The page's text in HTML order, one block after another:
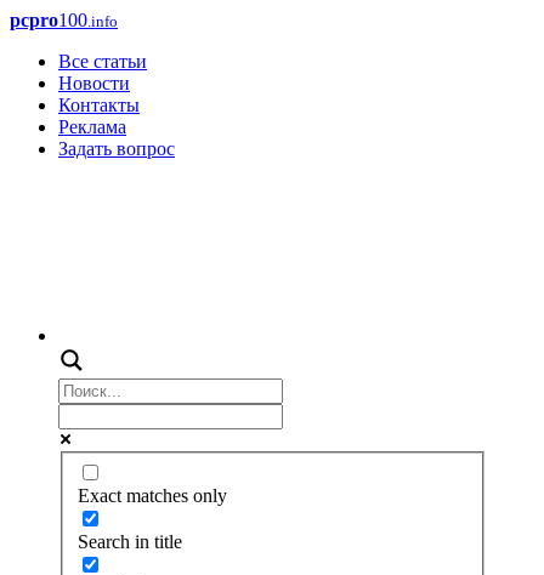
pcpro100.info
Все статьи
Новости
Контакты
Реклама
Задать вопрос
Exact matches only
Search in title